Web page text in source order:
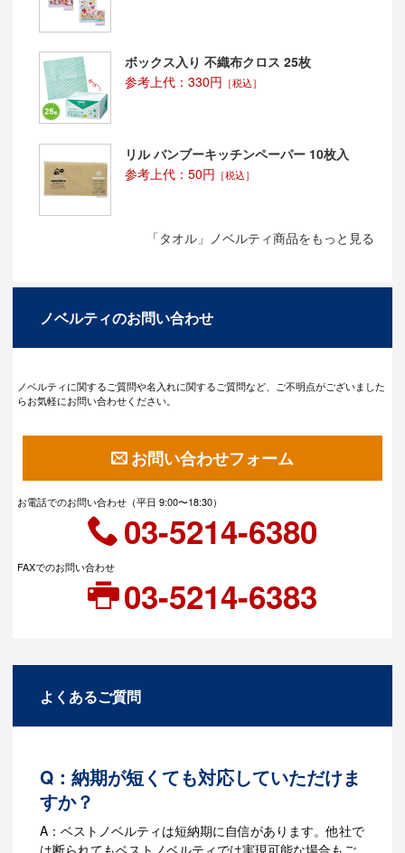
ボックス入り 不織布クロス 25枚
参考上代：330円 ［税込］
リル バンブーキッチンペーパー 10枚入
参考上代：50円 ［税込］
「タオル」ノベルティ商品をもっと見る
ノベルティのお問い合わせ
ノベルティに関するご質問や名入れに関するご質問など、ご不明点がございました
らお気軽にお問い合わせください。
お問い合わせフォーム
お電話でのお問い合わせ（平日 9:00〜18:30）
03-5214-6380
FAXでのお問い合わせ
03-5214-6383
よくあるご質問
Q：納期が短くても対応していただけま
すか？
A：ベストノベルティは短納期に自信があります。他社で
は断られてもベストノベルティでは実現可能な場合もご